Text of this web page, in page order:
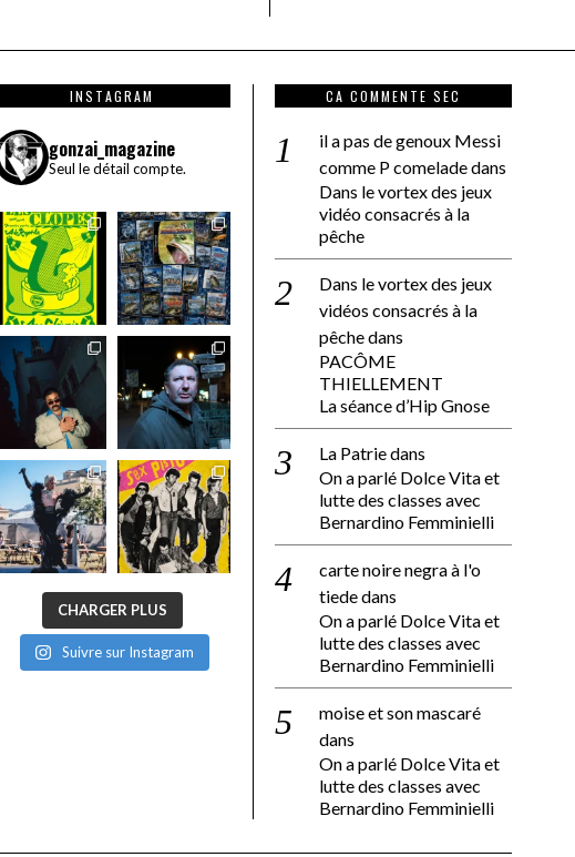
INSTAGRAM
gonzai_magazine
Seul le détail compte.
CHARGER PLUS
Suivre sur Instagram
CA COMMENTE SEC
il a pas de genoux Messi
comme P comeladedans
Dans le vortex des jeux
vidéo consacrés à la
pêche
Dans le vortex des jeux
vidéos consacrés à la
pêchedans
PACÔME
THIELLEMENT
La séance d’Hip Gnose
La Patriedans
On a parlé Dolce Vita et
lutte des classes avec
Bernardino Femminielli
carte noire negra à l'o
tiededans
On a parlé Dolce Vita et
lutte des classes avec
Bernardino Femminielli
moise et son mascaré
dans
On a parlé Dolce Vita et
lutte des classes avec
Bernardino Femminielli